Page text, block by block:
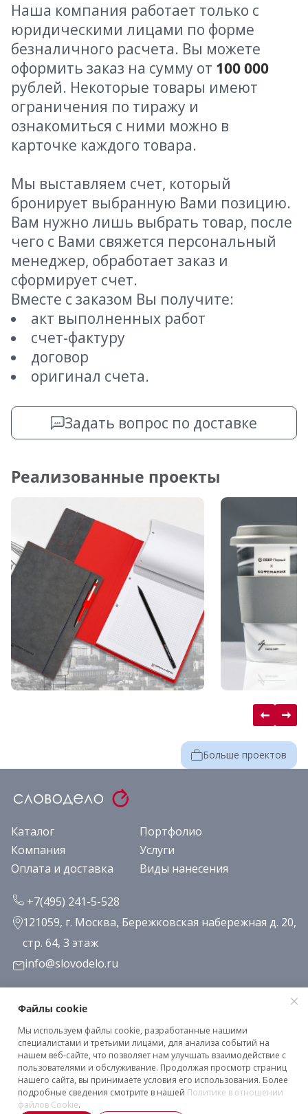
Наша компания работает только с
юридическими лицами по форме
безналичного расчета. Вы можете
оформить заказ на сумму от 100 000
рублей. Некоторые товары имеют
ограничения по тиражу и
ознакомиться с ними можно в
карточке каждого товара.
Мы выставляем счет, который
бронирует выбранную Вами позицию.
Вам нужно лишь выбрать товар, после
чего с Вами свяжется персональный
менеджер, обработает заказ и
сформирует счет.
Вместе с заказом Вы получите:
акт выполненных работ
счет-фактуру
договор
оригинал счета.
Задать вопрос по доставке
Реализованные проекты
Больше проектов
Каталог
Портфолио
Компания
Услуги
Оплата и доставка
Виды нанесения
+7(495) 241-5-528
121059, г. Москва, Бережковская набережная д. 20,
стр. 64, 3 этаж
info@slovodelo.ru
Заказать звонок
Подписаться на рассылку
Клиентское соглашение
Политика конфиденциальности
Файлы cookie
Мы используем файлы cookie, разработанные нашими
специалистами и третьими лицами, для анализа событий на
нашем веб-сайте, что позволяет нам улучшать взаимодействие с
пользователями и обслуживание. Продолжая просмотр страниц
нашего сайта, вы принимаете условия его использования. Более
подробные сведения смотрите в нашей Политике в отношении
файлов Cookie.